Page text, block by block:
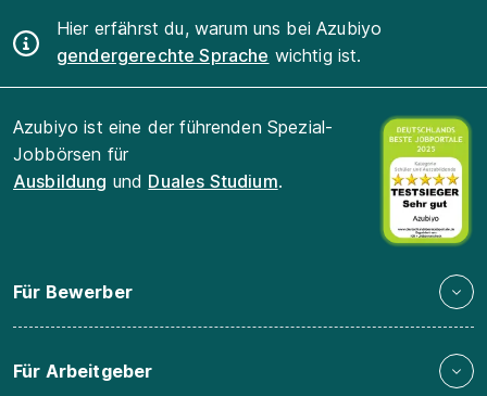
Hier erfährst du, warum uns bei Azubiyo
gendergerechte Sprache wichtig ist.
Azubiyo ist eine der führenden Spezial-
Jobbörsen für
Ausbildung und Duales Studium.
Für Bewerber
Für Arbeitgeber